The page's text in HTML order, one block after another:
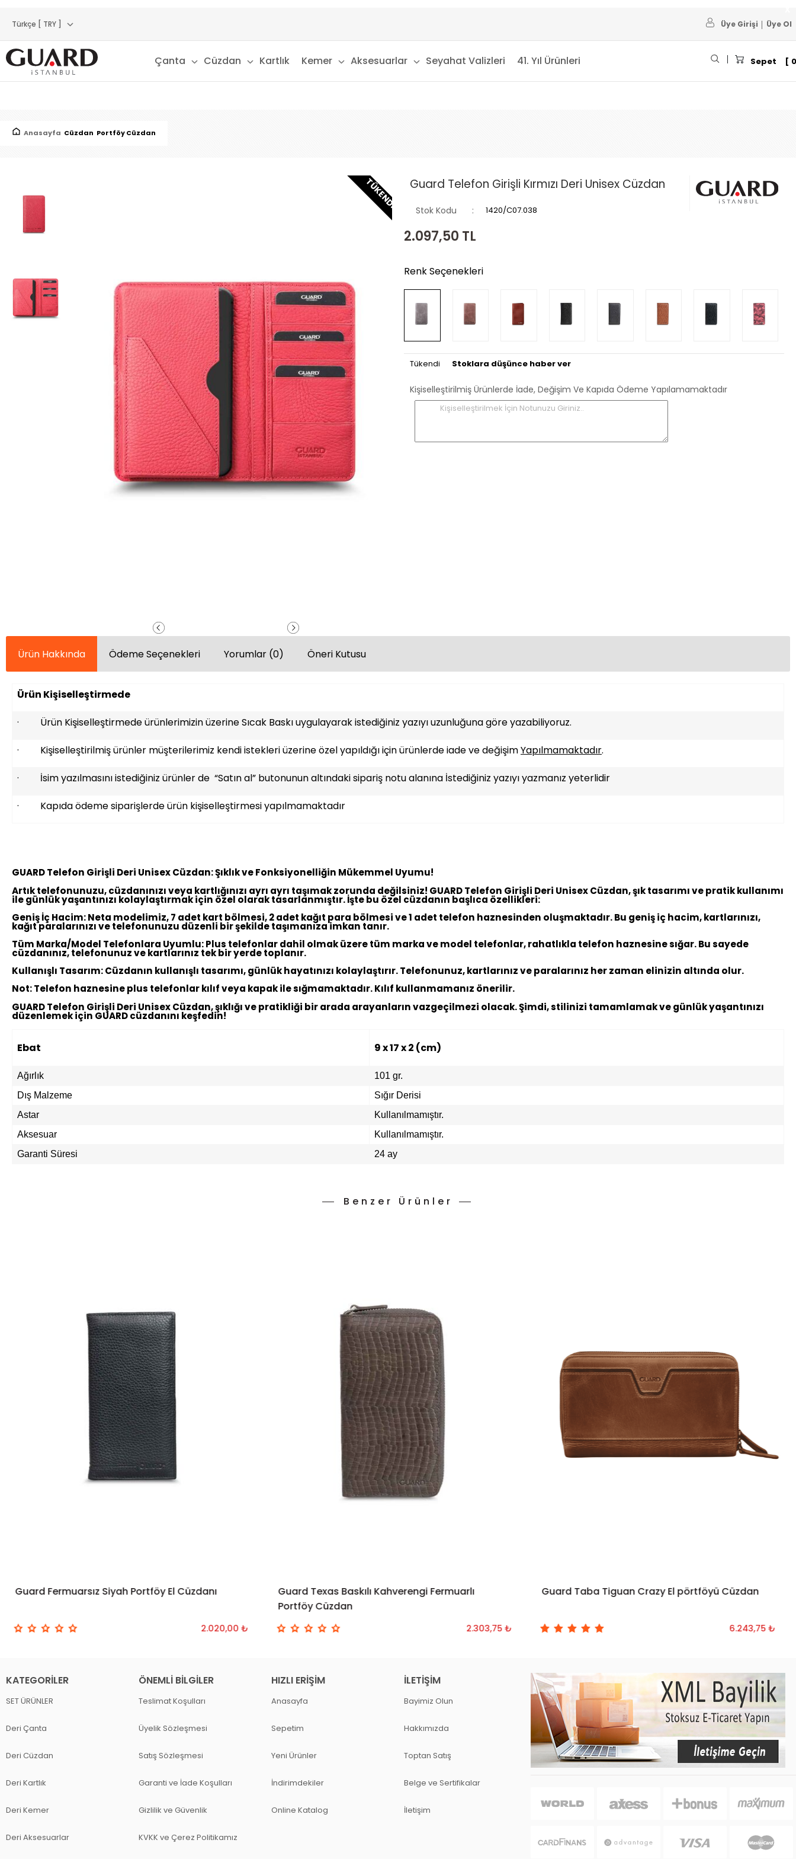
Türkçe [ TRY ] Üye Girişi Üye Ol
Çanta Cüzdan Kartlık Kemer Aksesuarlar Seyahat Valizleri 41. Yıl Ürünleri Sepet 0
Anasayfa Cüzdan Portföy Cüzdan
TÜKENDI Guard Telefon Girişli Kırmızı Deri Unisex Cüzdan
Stok Kodu 1420/C07.038
2.097,50 TL
Renk Seçenekleri
Tükendi Stoklara düşünce haber ver
Kişiselleştirilmiş Ürünlerde İade, Değişim Ve Kapıda Ödeme Yapılamamaktadır
Kişiselleştirilmek İçin Notunuzu Giriniz..
Ürün Hakkında Ödeme Seçenekleri Yorumlar (0) Öneri Kutusu
Ürün Kişiselleştirmede
· Ürün Kişiselleştirmede ürünlerimizin üzerine Sıcak Baskı uygulayarak istediğiniz yazıyı uzunluğuna göre yazabiliyoruz.
· Kişiselleştirilmiş ürünler müşterilerimiz kendi istekleri üzerine özel yapıldığı için ürünlerde iade ve değişimYapılmamaktadır.
· İsim yazılmasını istediğiniz ürünler de “Satın al” butonunun altındaki sipariş notu alanına İstediğiniz yazıyı yazmanız yeterlidir
· Kapıda ödeme siparişlerde ürün kişiselleştirmesi yapılmamaktadır
GUARD Telefon Girişli Deri Unisex Cüzdan: Şıklık ve Fonksiyonelliğin Mükemmel Uyumu!
Artık telefonunuzu, cüzdanınızı veya kartlığınızı ayrı ayrı taşımak zorunda değilsiniz! GUARD Telefon Girişli Deri Unisex Cüzdan, şık tasarımı ve pratik kullanımı
ile günlük yaşantınızı kolaylaştırmak için özel olarak tasarlanmıştır. İşte bu özel cüzdanın başlıca özellikleri:
Geniş İç Hacim:Neta modelimiz, 7 adet kart bölmesi, 2 adet kağıt para bölmesi ve 1 adet telefon haznesinden oluşmaktadır. Bu geniş iç hacim, kartlarınızı,
kağıt paralarınızı ve telefonunuzu düzenli bir şekilde taşımanıza imkan tanır.
Tüm Marka/Model Telefonlara Uyumlu:Plus telefonlar dahil olmak üzere tüm marka ve model telefonlar, rahatlıkla telefon haznesine sığar. Bu sayede
cüzdanınız, telefonunuz ve kartlarınız tek bir yerde toplanır.
Kullanışlı Tasarım:Cüzdanın kullanışlı tasarımı, günlük hayatınızı kolaylaştırır. Telefonunuz, kartlarınız ve paralarınız her zaman elinizin altında olur.
Not:Telefon haznesine plus telefonlar kılıf veya kapak ile sığmamaktadır. Kılıf kullanmamanız önerilir.
GUARD Telefon Girişli Deri Unisex Cüzdan, şıklığı ve pratikliği bir arada arayanların vazgeçilmezi olacak. Şimdi, stilinizi tamamlamak ve günlük yaşantınızı
düzenlemek için GUARD cüzdanını keşfedin!
Ebat 9 x 17 x 2 (cm)
Ağırlık
101 gr.
Dış Malzeme
Sığır Derisi
Astar
Kullanılmamıştır.
Aksesuar
Kullanılmamıştır.
Garanti Süresi
24 ay
Benzer Ürünler
SEPETE EKLE
Guard Fermuarsız Siyah Portföy El Cüzdanı
2.020,00 ₺
SEPETE EKLE
Guard Texas Baskılı Kahverengi Fermuarlı
Portföy Cüzdan
2.303,75 ₺
SEPETE EKLE
Guard Taba Tiguan Crazy El pörtföyü Cüzdan
6.243,75 ₺
KATEGORILER
SET ÜRÜNLER
Deri Çanta
Deri Cüzdan
Deri Kartlık
Deri Kemer
Deri Aksesuarlar
ÖNEMLI BILGILER
Teslimat Koşulları
Üyelik Sözleşmesi
Satış Sözleşmesi
Garanti ve İade Koşulları
Gizlilik ve Güvenlik
KVKK ve Çerez Politikamız
HIZLI ERIŞIM
Anasayfa
Sepetim
Yeni Ürünler
İndirimdekiler
Online Katalog
İLETIŞIM
Bayimiz Olun
Hakkımızda
Toptan Satış
Belge ve Sertifikalar
İletişim